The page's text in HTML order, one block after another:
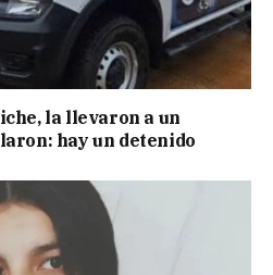
la llevaron a un
hay un detenido